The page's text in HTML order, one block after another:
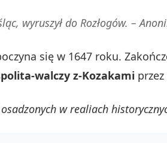
wyruszył do Rozłogów. –
się w 1647 roku.
walczy z-Kozakami przez
w realiach